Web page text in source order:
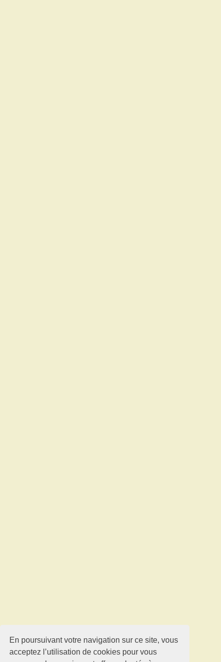
En poursuivant votre navigation sur ce site, vous
acceptez l’utilisation de cookies pour vous